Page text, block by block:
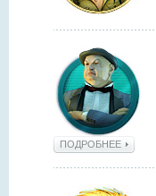
ПОДРОБНЕЕ